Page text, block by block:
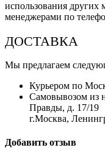
использования других
менеджерами по
ДОСТАВКА
Мы предлагаем
Курьером по
Самовывозом из
Правды, д. 17/19
г.Москва,
Добавить отзыв